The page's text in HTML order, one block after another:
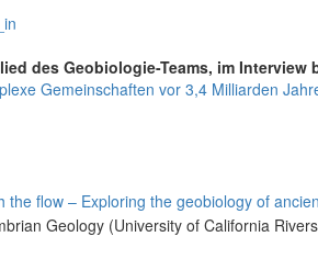
des Geobiologie-Teams, im Interview
Gemeinschaften vor 3,4 Milliarden
the flow – Exploring the geobiology of
Geology (University of California